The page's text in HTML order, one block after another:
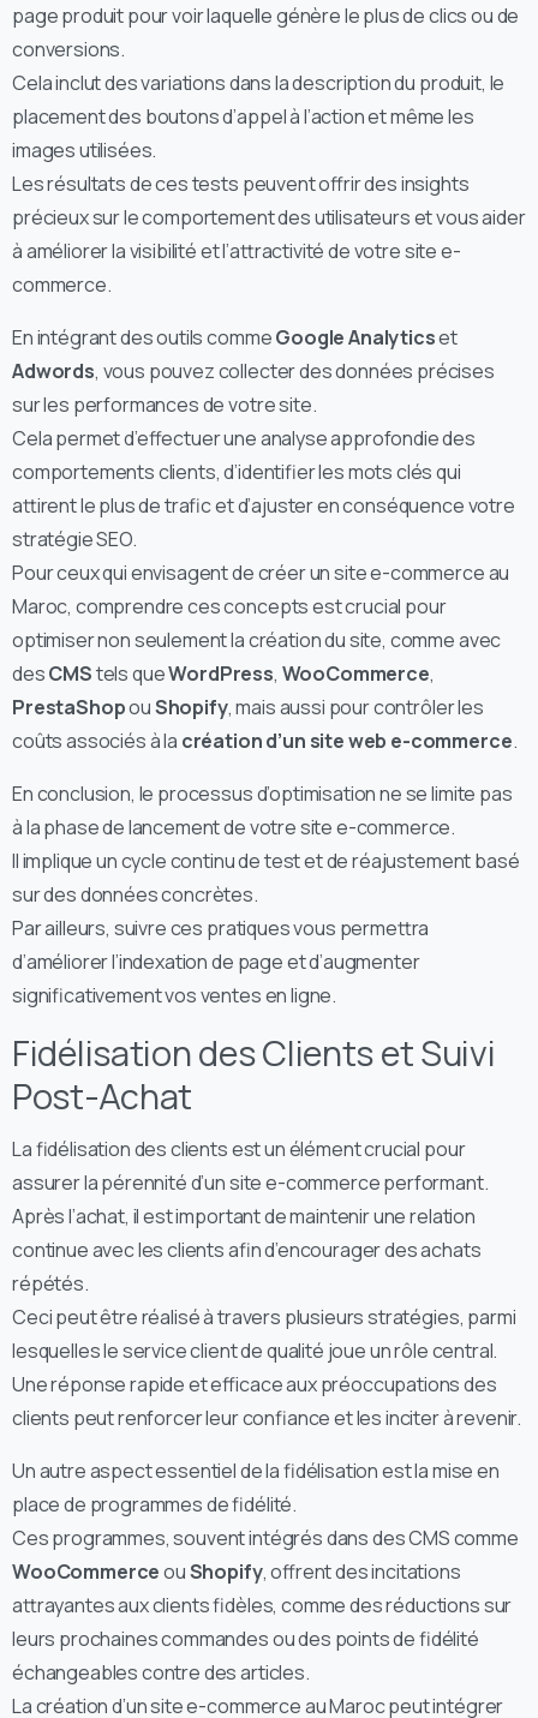
page produit pour voir laquelle génère le plus de clics ou de
conversions.
Cela inclut des variations dans la description du produit, le
placement des boutons d’appel à l’action et même les
images utilisées.
Les résultats de ces tests peuvent offrir des insights
précieux sur le comportement des utilisateurs et vous aider
à améliorer la visibilité et l’attractivité de votre site e-
commerce.
En intégrant des outils commeGoogle Analyticset
Adwords, vous pouvez collecter des données précises
sur les performances de votre site.
Cela permet d’effectuer une analyse approfondie des
comportements clients, d’identifier les mots clés qui
attirent le plus de trafic et d’ajuster en conséquence votre
stratégie SEO.
Pour ceux qui envisagent de créer un site e-commerce au
Maroc, comprendre ces concepts est crucial pour
optimiser non seulement la création du site, comme avec
desCMStels queWordPress, WooCommerce,
PrestaShopouShopify, mais aussi pour contrôler les
coûts associés à la création d’un site web e-commerce.
En conclusion, le processus d’optimisation ne se limite pas
à la phase de lancement de votre site e-commerce.
Il implique un cycle continu de test et de réajustement basé
sur des données concrètes.
Par ailleurs, suivre ces pratiques vous permettra
d’améliorer l’indexation de page et d’augmenter
significativement vos ventes en ligne.
Fidélisation des Clients et Suivi
Post-Achat
La fidélisation des clients est un élément crucial pour
assurer la pérennité d’un site e-commerce performant.
Après l’achat, il est important de maintenir une relation
continue avec les clients afin d’encourager des achats
répétés.
Ceci peut être réalisé à travers plusieurs stratégies, parmi
lesquelles le service client de qualité joue un rôle central.
Une réponse rapide et efficace aux préoccupations des
clients peut renforcer leur confiance et les inciter à revenir.
Un autre aspect essentiel de la fidélisation est la mise en
place de programmes de fidélité.
Ces programmes, souvent intégrés dans des CMS comme
WooCommerceouShopify, offrent des incitations
attrayantes aux clients fidèles, comme des réductions sur
leurs prochaines commandes ou des points de fidélité
échangeables contre des articles.
La création d’un site e-commerce au Maroc peut intégrer